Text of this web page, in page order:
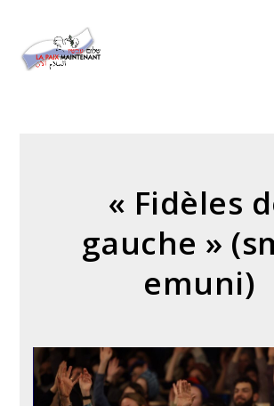
« Fidèles
gauche »
emuni)